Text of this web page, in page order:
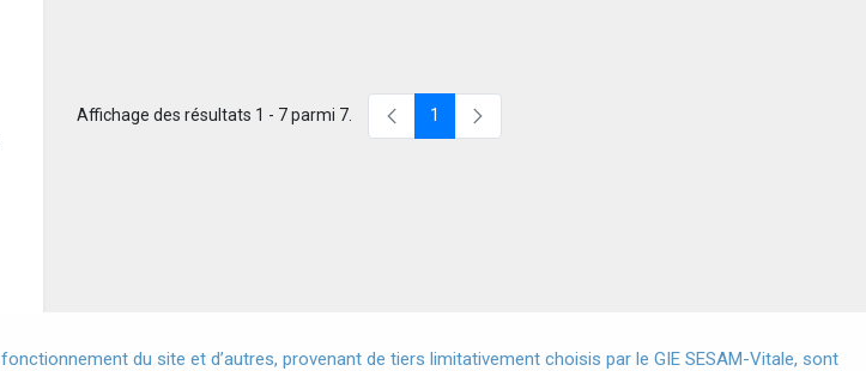
Affichage des résultats 1 - 7 parmi 7. Page
1
du site et d’autres, provenant de tiers limitativement choisis par le GIE SESAM-Vitale, sont